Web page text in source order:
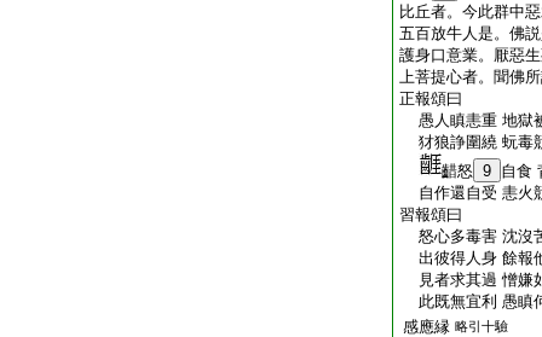
比丘者。今此群中
五百放牛人是。佛
護身口意業。厭惡
上菩提心者。聞佛
正報頌曰
愚人瞋恚重 地獄
犲狼諍圍繞 蚖毒
齰怒 9 自食
自作還自受 恚火
習報頌曰
怒心多毒害 沈沒
出彼得人身 餘報
見者求其過 憎嫌
此既無宜利 愚瞋
感應縁 略引十驗